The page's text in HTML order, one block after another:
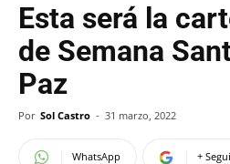
Esta será la
de Semana
Paz
Por Sol Castro - 31 marzo, 2022
WhatsApp +